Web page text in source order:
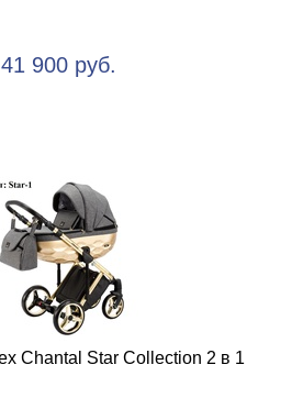
41 900 руб.
Chantal Star Collection 2 в 1